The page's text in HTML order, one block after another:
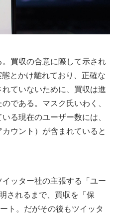
買収の合意に際して示され
とかけ離れており、正確な
ていないために、買収は進
である。マスク氏いわく、
る現在のユーザー数には、
ウント）が含まれていると
ッター社の主張する「ユー
されるまで、買収を「保
ト。だがその後もツイッタ